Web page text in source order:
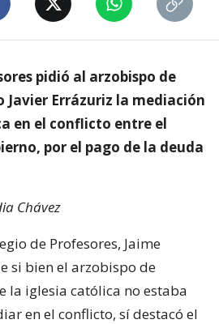
pidió al arzobispo de
Javier Errázuriz la mediación
en el conflicto entre el
por el pago de la deuda
Chávez
de Profesores, Jaime
si bien el arzobispo de
la iglesia católica no estaba
en el conflicto, sí destacó el